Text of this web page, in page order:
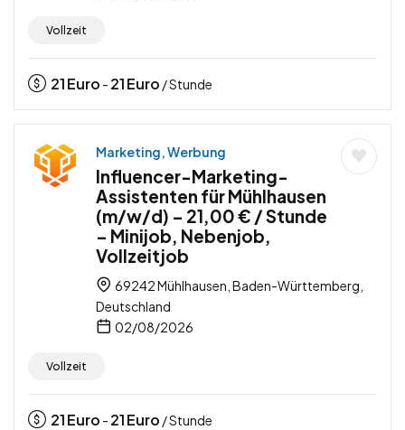
Vollzeit
21Euro - 21Euro / Stunde
Marketing, Werbung
Influencer-Marketing-
Assistenten für Mühlhausen
(m/w/d) – 21,00 € / Stunde
– Minijob, Nebenjob,
Vollzeitjob
69242 Mühlhausen, Baden-Württemberg,
Deutschland
02/08/2026
Vollzeit
21Euro - 21Euro / Stunde